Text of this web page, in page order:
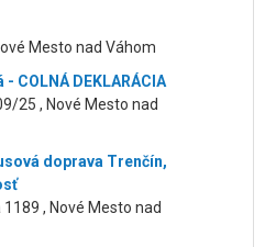
Mesto nad Váhom
COLNÁ DEKLARÁCIA
25 , Nové Mesto nad
doprava Trenčín,
, Nové Mesto nad